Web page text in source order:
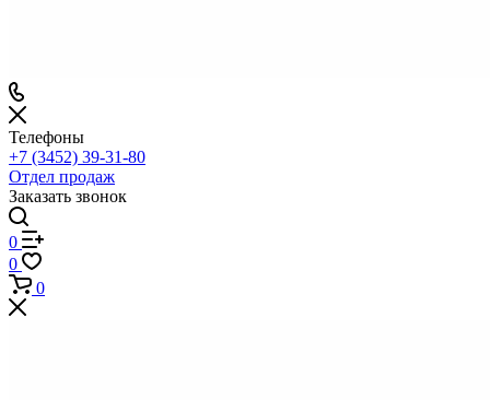
Телефоны
+7 (3452) 39-31-80
Отдел продаж
Заказать звонок
0
0
0